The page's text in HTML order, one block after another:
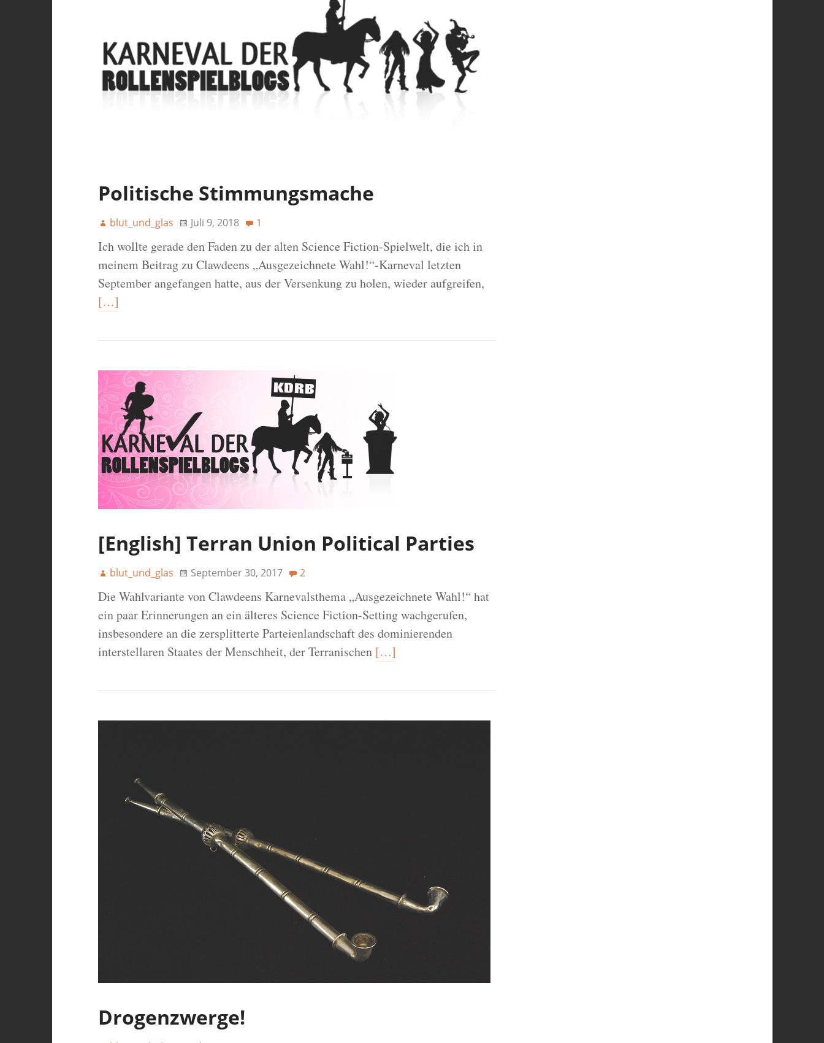
Politische Stimmungsmache
blut_und_glas Juli 9, 2018 1
Ich wollte gerade den Faden zu der alten Science Fiction-Spielwelt, die ich in
meinem Beitrag zu Clawdeens „Ausgezeichnete Wahl!“-Karneval letzten
September angefangen hatte, aus der Versenkung zu holen, wieder aufgreifen,
[…]
[English] Terran Union Political Parties
blut_und_glas September 30, 2017 2
Die Wahlvariante von Clawdeens Karnevalsthema „Ausgezeichnete Wahl!“ hat
ein paar Erinnerungen an ein älteres Science Fiction-Setting wachgerufen,
insbesondere an die zersplitterte Parteienlandschaft des dominierenden
interstellaren Staates der Menschheit, der Terranischen […]
Drogenzwerge!